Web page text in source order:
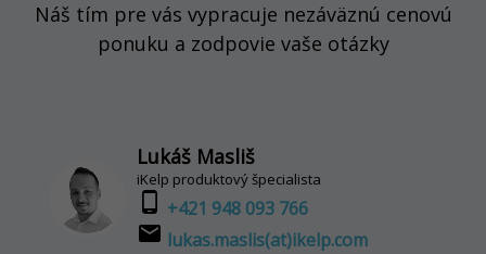
Náš tím pre vás vypracuje nezáväznú cenovú
ponuku a zodpovie vaše otázky
Lukáš Masliš
iKelp produktový špecialista
phone_android +421 948 093 766
email lukas.maslis(at)ikelp.com